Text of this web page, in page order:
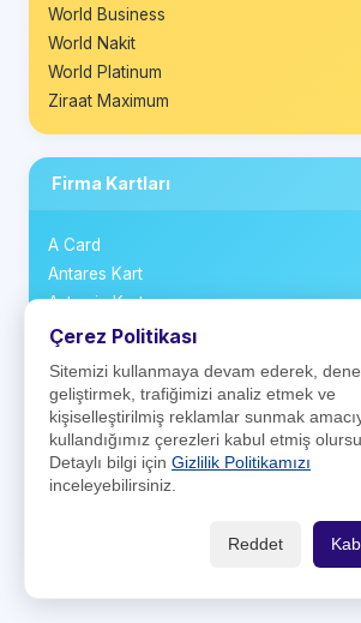
World Business
World Nakit
World Platinum
Ziraat Maximum
Firma Kartları
A Card
Antares Kart
Aytemiz Kart
BP Club Card
Kartuş
Ki! Kart
Money Club Card
Opet Kart
Çerez Politikası
Sitemizi kullanmaya devam ederek,
geliştirmek, trafiğimizi analiz etmek ve
kişiselleştirilmiş reklamlar sunmak
kullandığımız çerezleri kabul etmiş
Detaylı bilgi için Gizlilik Politikamızı
inceleyebilirsiniz.
Reddet